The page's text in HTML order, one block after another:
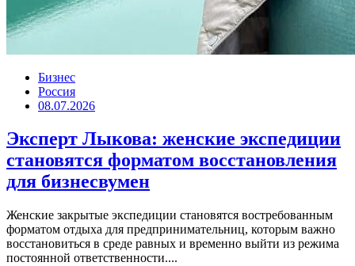
Бизнес
Россия
08.07.2026
Эксперт Лыкова: женские экспедиции
становятся форматом восстановления
для бизнесвумен
Женские закрытые экспедиции становятся востребованным
форматом отдыха для предпринимательниц, которым важно
восстановиться в среде равных и временно выйти из режима
постоянной ответственности....